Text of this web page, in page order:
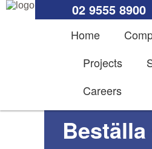
02 9555 8900
Home
Projects
Careers